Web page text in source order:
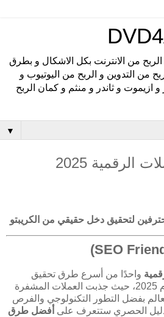
من الانترنت بكل الاشكال و بطرق
من التدوين و الربح من اليوتيوب و
و ازيموت و ثاندر و منثم و كمان الربح
▼
الرقمية 2025
لتحقيق دخل حقيقي من الكريبتو
واحدًا من أسرع طرق تحقيق
الدخل عبر الإنترنت في عام 2025، حيث جذبت العملات المشفرة
بفضل التطور التكنولوجي والفرص
الحصري ستتعرف على أفضل طرق